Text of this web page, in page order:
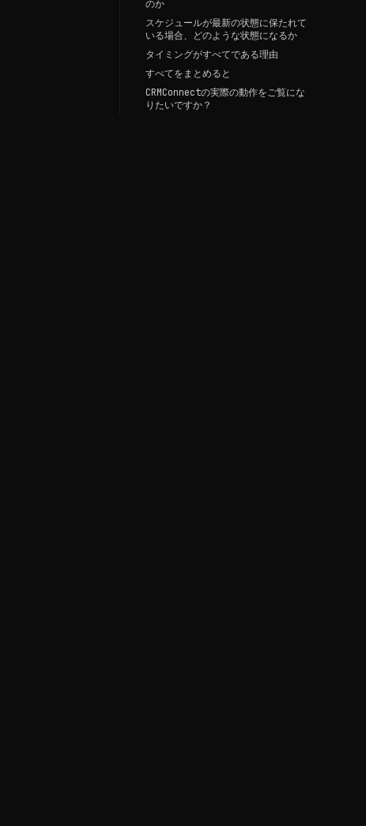
のか
スケジュールが最新の状態に保たれて
いる場合、どのような状態になるか
タイミングがすべてである理由
すべてをまとめると
CRMConnectの実際の動作をご覧にな
りたいですか？